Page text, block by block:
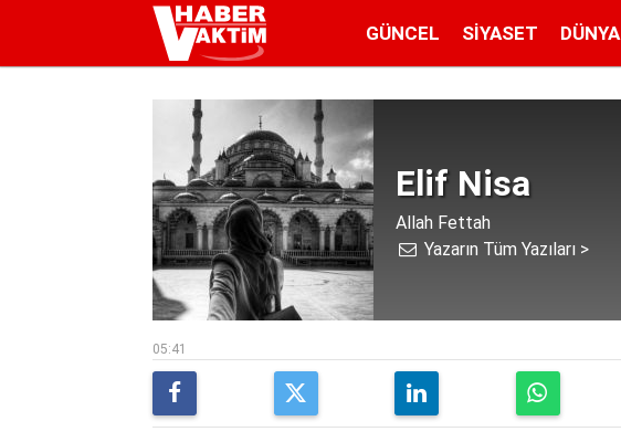
GÜNCEL SIYASET DÜNYA
Elif Nisa
Allah Fettah
Yazarın Tüm Yazıları >
05:41